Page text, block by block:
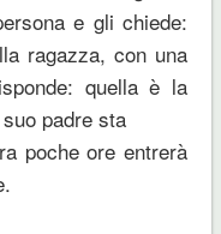
e gli chiede:
ragazza, con una
quella è la
padre sta
poche ore entrerà